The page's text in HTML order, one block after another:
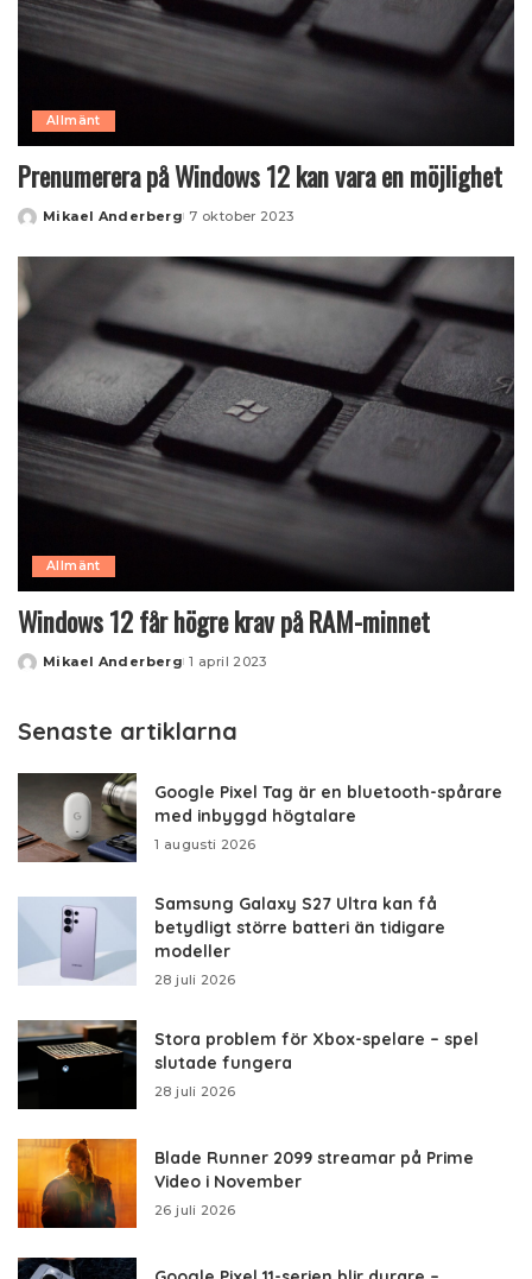
Allmänt
Prenumerera på Windows 12 kan vara en möjlighet
Posted
Mikael Anderberg 7 oktober 2023
Allmänt
Windows 12 får högre krav på RAM-minnet
Posted
Mikael Anderberg 1 april 2023
Senaste artiklarna
Google Pixel Tag är en bluetooth-spårare
med inbyggd högtalare
1 augusti 2026
Samsung Galaxy S27 Ultra kan få
betydligt större batteri än tidigare
modeller
28 juli 2026
Stora problem för Xbox-spelare – spel
slutade fungera
28 juli 2026
Blade Runner 2099 streamar på Prime
Video i November
26 juli 2026